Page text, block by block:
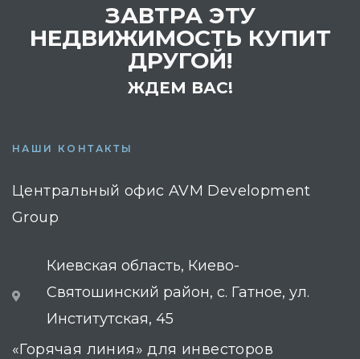
ЗАВТРА ЭТУ
НЕДВИЖИМОСТЬ КУПИТ
ДРУГОЙ!
ЖДЕМ ВАС!
НАШИ КОНТАКТЫ
Центральный офис AVM Development
Group
Киевская область, Киево-
Святошинский район, с. Гатное, ул.
Институтская, 45
«Горячая линия» для инвесторов